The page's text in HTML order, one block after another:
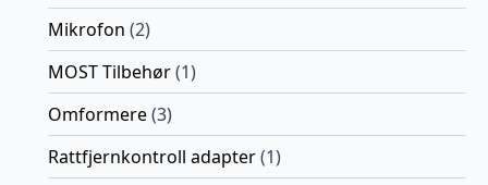
Mikrofon (2)
MOST Tilbehør(1)
Omformere(3)
Rattfjernkontroll adapter(1)